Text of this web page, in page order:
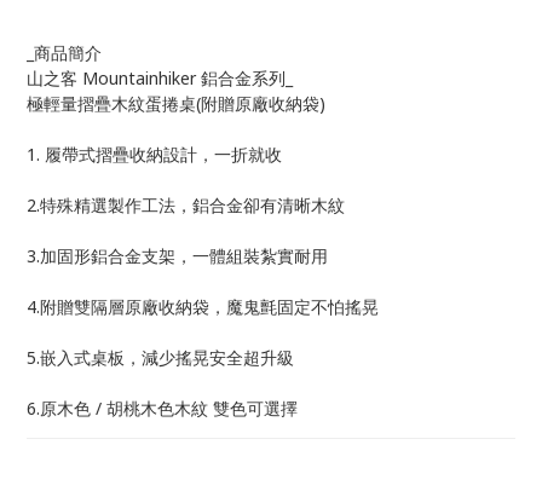
_商品簡介
山之客 Mountainhiker 鋁合金系列_
極輕量摺疊木紋蛋捲桌(附贈原廠收納袋)
1. 履帶式摺疊收納設計，一折就收
2.特殊精選製作工法，鋁合金卻有清晰木紋
3.加固形鋁合金支架，一體組裝紮實耐用
4.附贈雙隔層原廠收納袋，魔鬼氈固定不怕搖晃
5.嵌入式桌板，減少搖晃安全超升級
6.原木色 / 胡桃木色木紋 雙色可選擇